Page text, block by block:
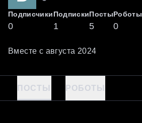
Подписчики
0
Подписки
1
Посты
5
Роботы
0
Вместе с августа 2024
ПОСТЫ РОБОТЫ